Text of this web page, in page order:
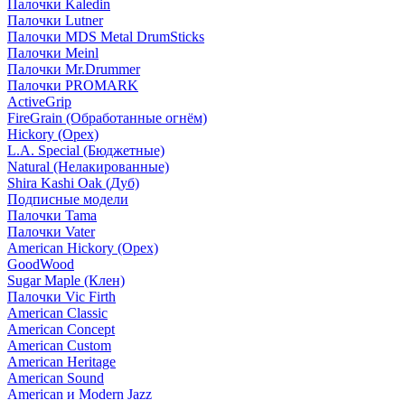
Палочки Kaledin
Палочки Lutner
Палочки MDS Metal DrumSticks
Палочки Meinl
Палочки Mr.Drummer
Палочки PROMARK
ActiveGrip
FireGrain (Обработанные огнём)
Hickory (Орех)
L.A. Special (Бюджетные)
Natural (Нелакированные)
Shira Kashi Oak (Дуб)
Подписные модели
Палочки Tama
Палочки Vater
American Hickory (Орех)
GoodWood
Sugar Maple (Клен)
Палочки Vic Firth
American Classic
American Concept
American Custom
American Heritage
American Sound
American и Modern Jazz